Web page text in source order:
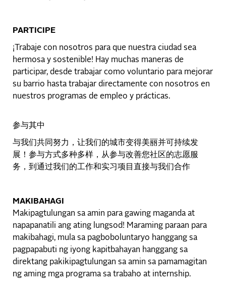
PARTICIPE
¡Trabaje con nosotros para que nuestra ciudad sea
hermosa y sostenible! Hay muchas maneras de
participar, desde trabajar como voluntario para mejorar
su barrio hasta trabajar directamente con nosotros en
nuestros programas de empleo y prácticas.
参与其中
与我们共同努力，让我们的城市变得美丽并可持续发
展！参与方式多种多样，从参与改善您社区的志愿服
务，到通过我们的工作和实习项目直接与我们合作
MAKIBAHAGI
Makipagtulungan sa amin para gawing maganda at
napapanatili ang ating lungsod! Maraming paraan para
makibahagi, mula sa pagboboluntaryo hanggang sa
pagpapabuti ng iyong kapitbahayan hanggang sa
direktang pakikipagtulungan sa amin sa pamamagitan
ng aming mga programa sa trabaho at internship.